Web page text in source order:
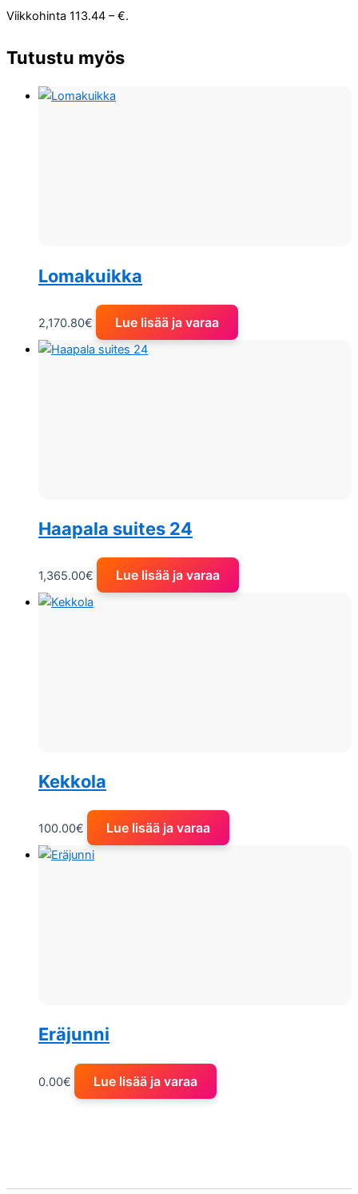
Viikkohinta 113.44 – €.
Tutustu myös
Lomakuikka
2,170.80€ Lue lisää ja varaa
Haapala suites 24
1,365.00€ Lue lisää ja varaa
Kekkola
100.00€ Lue lisää ja varaa
Eräjunni
0.00€ Lue lisää ja varaa